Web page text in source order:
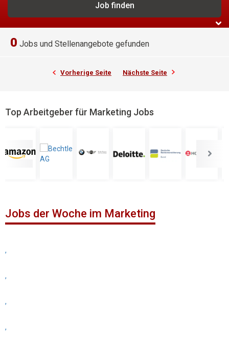
0 Jobs und Stellenangebote gefunden
Vorherige Seite Nächste Seite
Top Arbeitgeber für Marketing Jobs
Jobs der Woche im Marketing
,
,
,
,